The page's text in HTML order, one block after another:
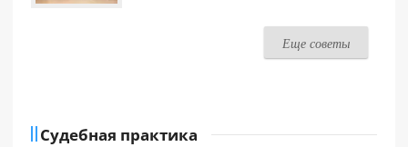
Еще советы
Судебная практика